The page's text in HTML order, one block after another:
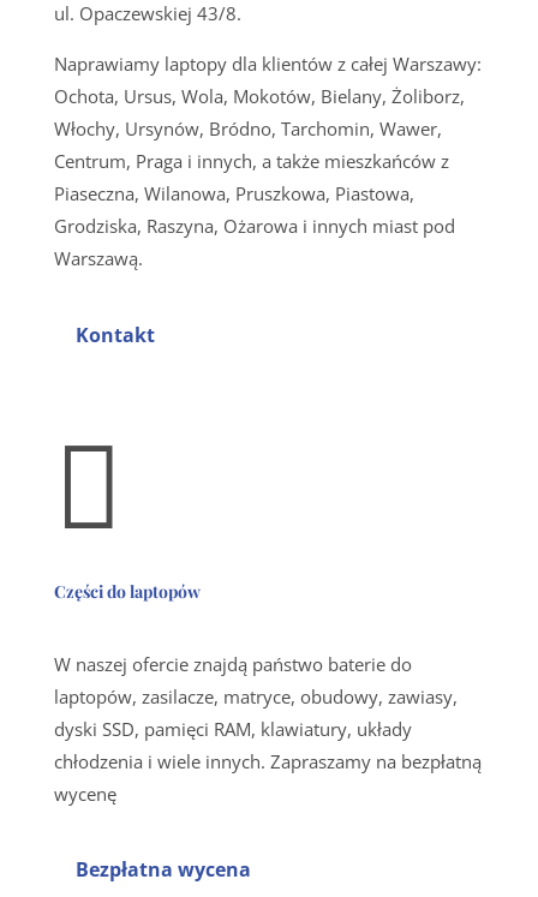
ul. Opaczewskiej 43/8.
Naprawiamy laptopy dla klientów z całej Warszawy:
Ochota, Ursus, Wola, Mokotów, Bielany, Żoliborz,
Włochy, Ursynów, Bródno, Tarchomin, Wawer,
Centrum, Praga i innych, a także mieszkańców z
Piaseczna, Wilanowa, Pruszkowa, Piastowa,
Grodziska, Raszyna, Ożarowa i innych miast pod
Warszawą.
Kontakt

Części do laptopów
W naszej ofercie znajdą państwo baterie do
laptopów, zasilacze, matryce, obudowy, zawiasy,
dyski SSD, pamięci RAM, klawiatury, układy
chłodzenia i wiele innych. Zapraszamy na bezpłatną
wycenę
Bezpłatna wycena